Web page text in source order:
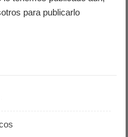
para publicarlo